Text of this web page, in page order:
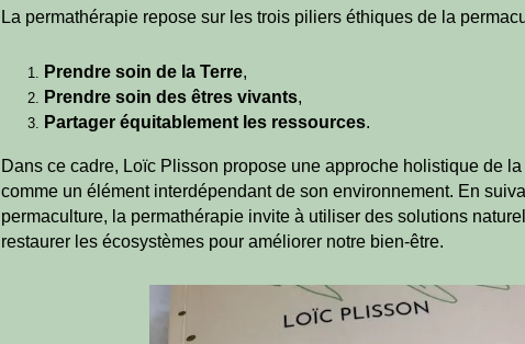
La permathérapie repose sur les trois piliers éthiques de la
Prendre soin de la Terre,
Prendre soin des êtres vivants,
Partager équitablement les ressources.
Dans ce cadre, Loïc Plisson propose une approche holistique de
comme un élément interdépendant de son environnement. En
permaculture, la permathérapie invite à utiliser des solutions
restaurer les écosystèmes pour améliorer notre bien-être.